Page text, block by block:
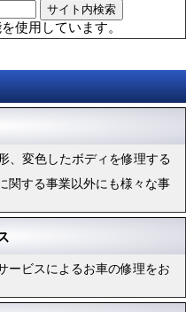
サイト内検索
使用しています。
、変色したボディを修理する
関する事業以外にも様々な事
ービスによるお車の修理をお